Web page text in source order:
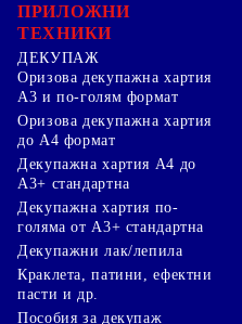
ПРИЛОЖНИ
ТЕХНИКИ
ДЕКУПАЖ
Оризова декупажна хартия
А3 и по-голям формат
Оризова декупажна хартия
до А4 формат
Декупажна хартия А4 до
А3+ стандартна
Декупажна хартия по-
голяма от А3+ стандартна
Декупажни лак/лепила
Краклета, патини, ефектни
пасти и др.
Пособия за декупаж